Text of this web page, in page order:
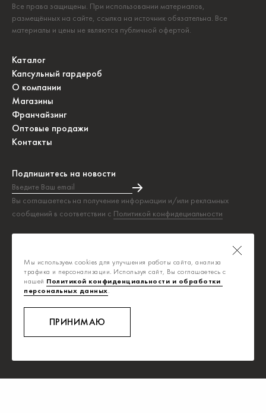
Все права защищены. При использовании материалов,
размещённых на сайте, ссылка на источник обязательна. Все
материалы и цены не являются публичной офертой.
Каталог
Капсульный гардероб
О компании
Магазины
Франчайзинг
Оптовые продажи
Контакты
Подпишитесь на новости
Введите Ваш email
Вы соглашаетесь на получение информации и/или рекламных
сообщений в соответствии с Политикой конфидециальности
Подписка на новости прошла успешно!
Политика конфиденциальности
Публичная оферта
8-800-700-0392
Ежедневно, с 8:00 до 20:00
Звонок бесплатный
Мы используем cookies для улучшения работы сайта, анализа
трафика и персонализации. Используя сайт, Вы соглашаетесь с
нашей Политикой конфиденциальности и обработки
персональных данных.
ПРИНИМАЮ